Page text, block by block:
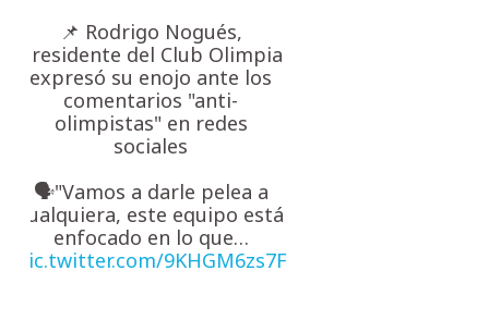
📌 Rodrigo Nogués,
presidente del Club Olimpia
expresó su enojo ante los
comentarios "anti-
olimpistas" en redes
sociales
🗣️"Vamos a darle pelea a
cualquiera, este equipo está
enfocado en lo que…
pic.twitter.com/9KHGM6zs7F